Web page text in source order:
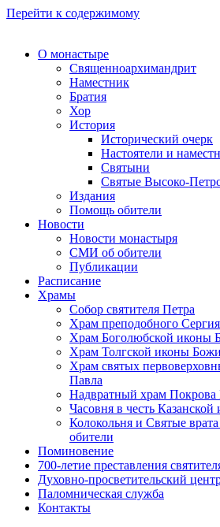
Перейти к содержимому
О монастыре
Священноархимандрит
Наместник
Братия
Хор
История
Исторический очерк
Настоятели и
Святыни
Святые Высоко-
Издания
Помощь обители
Новости
Новости монастыря
СМИ об обители
Публикации
Расписание
Храмы
Собор святителя Петра
Храм преподобного
Храм Боголюбской иконы
Храм Толгской иконы
Храм святых
Павла
Надвратный храм Покрова
Часовня в честь
Колокольня и Святые
обители
Поминовение
700-летие преставления
Духовно-просветительский
Паломническая служба
Контакты